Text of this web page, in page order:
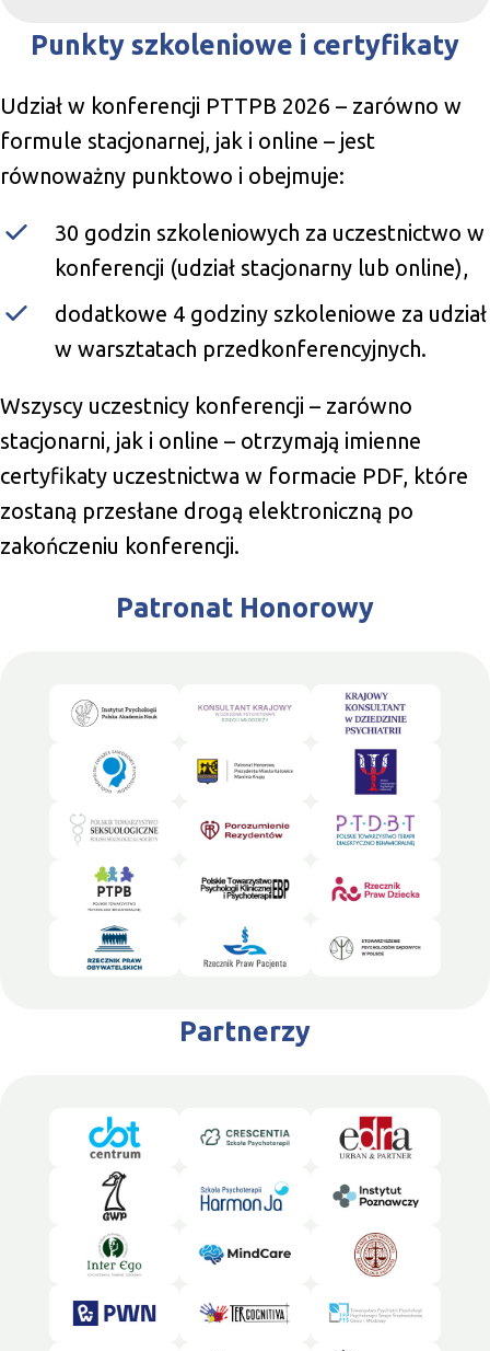
Punkty szkoleniowe i certyfikaty
Udział w konferencji PTTPB 2026 – zarówno w
formule stacjonarnej, jak i online – jest
równoważny punktowo i obejmuje:
30 godzin szkoleniowych za uczestnictwo w
konferencji (udział stacjonarny lub online),
dodatkowe 4 godziny szkoleniowe za udział
w warsztatach przedkonferencyjnych.
Wszyscy uczestnicy konferencji – zarówno
stacjonarni, jak i online – otrzymają imienne
certyfikaty uczestnictwa w formacie PDF, które
zostaną przesłane drogą elektroniczną po
zakończeniu konferencji.
Patronat Honorowy
Partnerzy